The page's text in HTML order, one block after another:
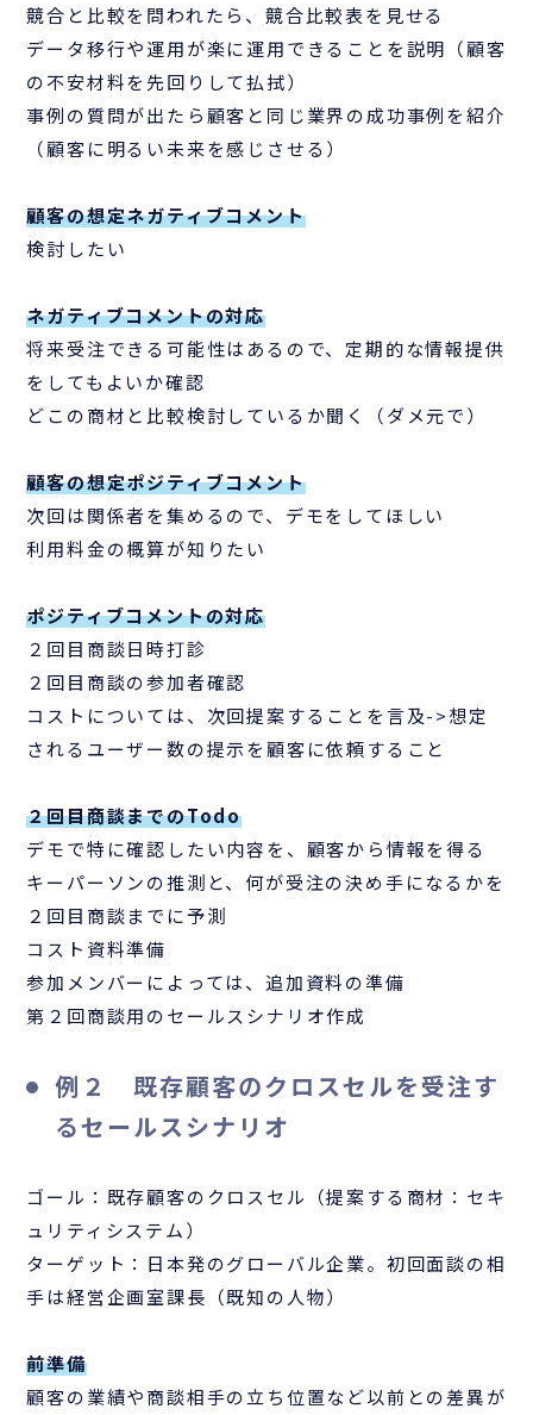
競合と比較を問われたら、競合比較表を見せる
データ移行や運用が楽に運用できることを説明（顧客
の不安材料を先回りして払拭）
事例の質問が出たら顧客と同じ業界の成功事例を紹介
（顧客に明るい未来を感じさせる）
顧客の想定ネガティブコメント
検討したい
ネガティブコメントの対応
将来受注できる可能性はあるので、定期的な情報提供
をしてもよいか確認
どこの商材と比較検討しているか聞く（ダメ元で）
顧客の想定ポジティブコメント
次回は関係者を集めるので、デモをしてほしい
利用料金の概算が知りたい
ポジティブコメントの対応
２回目商談日時打診
２回目商談の参加者確認
コストについては、次回提案することを言及->想定
されるユーザー数の提示を顧客に依頼すること
２回目商談までのTodo
デモで特に確認したい内容を、顧客から情報を得る
キーパーソンの推測と、何が受注の決め手になるかを
２回目商談までに予測
コスト資料準備
参加メンバーによっては、追加資料の準備
第２回商談用のセールスシナリオ作成
例２ 既存顧客のクロスセルを受注す
るセールスシナリオ
ゴール：既存顧客のクロスセル（提案する商材：セキ
ュリティシステム）
ターゲット：日本発のグローバル企業。初回面談の相
手は経営企画室課長（既知の人物）
前準備
顧客の業績や商談相手の立ち位置など以前との差異が